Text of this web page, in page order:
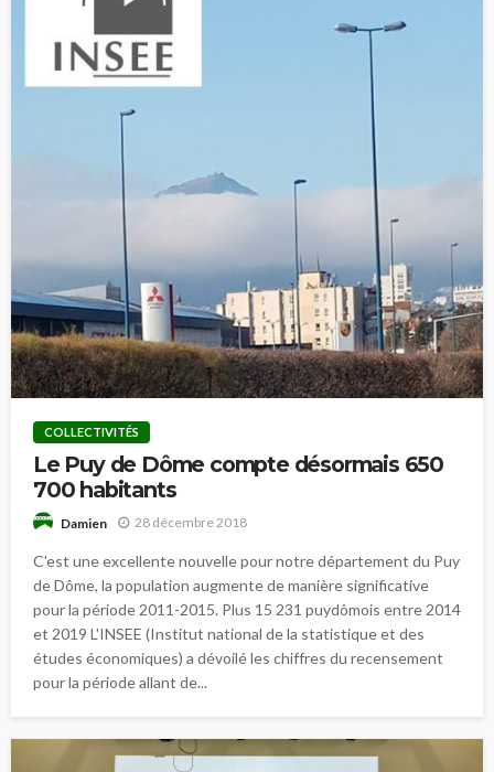
COLLECTIVITÉS
Le Puy de Dôme compte désormais 650
700 habitants
Damien 28 décembre 2018
C'est une excellente nouvelle pour notre département du Puy
de Dôme, la population augmente de manière significative
pour la période 2011-2015. Plus 15 231 puydômois entre 2014
et 2019 L'INSEE (Institut national de la statistique et des
études économiques) a dévoilé les chiffres du recensement
pour la période allant de...